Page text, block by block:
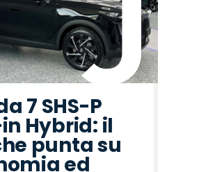
7 SHS-P
Hybrid: il
punta su
ed